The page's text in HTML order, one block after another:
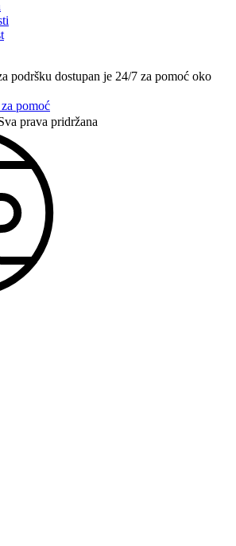
podršku dostupan je 24/7 za pomoć oko
pomoć
prava pridržana